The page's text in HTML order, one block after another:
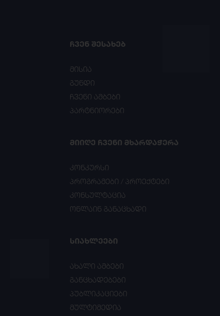
ᲩᲕᲔᲜ ᲨᲔᲡᲐᲮᲔᲑ
მისია
გუნდი
ჩვენი ამბები
პარტნიორები
ᲛᲘᲘᲦᲔ ᲩᲕᲔᲜᲘ ᲛᲮᲐᲠᲓᲐᲭᲔᲠᲐ
კონკურსი
პროგრამები / პროექტები
კონსულტაცია
ონლაინ განაცხადი
ᲡᲘᲐᲮᲚᲔᲔᲑᲘ
ახალი ამბები
განცხადებები
პუბლიკაციები
მულტიმედია